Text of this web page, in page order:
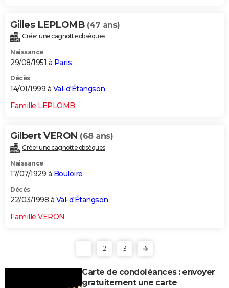
Gilles LEPLOMB (47 ans)
Créer une cagnotte obsèques
Naissance
29/08/1951 à Paris
Décès
14/01/1999 à Val-d'Étangson
Famille LEPLOMB
Gilbert VERON (68 ans)
Créer une cagnotte obsèques
Naissance
17/07/1929 à Bouloire
Décès
22/03/1998 à Val-d'Étangson
Famille VERON
1 2 3
Carte de condoléances : envoyer
gratuitement une carte